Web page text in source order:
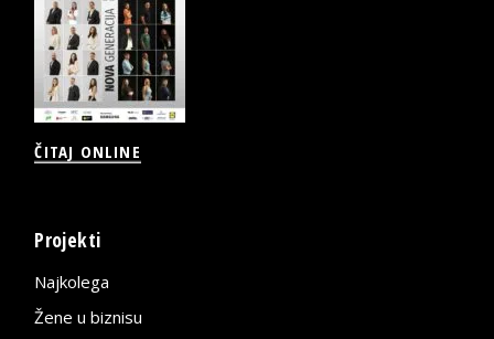
ČITAJ ONLINE
Projekti
Najkolega
Žene u biznisu